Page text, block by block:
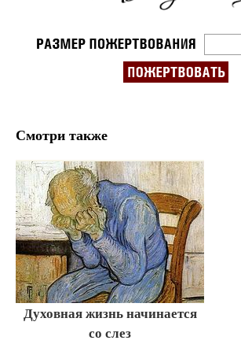
Смотри также
Духовная жизнь начинается
со слез